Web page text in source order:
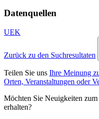
Datenquellen
UEK
Zurück zu den Suchresultaten
Teilen Sie uns Ihre Meinung
Orten, Veranstaltungen oder
Möchten Sie Neuigkeiten
erhalten?